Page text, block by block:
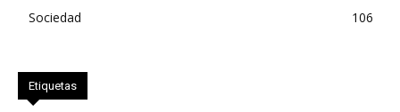
Sociedad
106
Etiquetas